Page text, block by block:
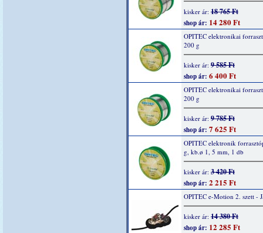
kisker ár: 18 765 Ft
shop ár: 14 280 Ft
OPITEC elektronikai
200 g
kisker ár: 9 585 Ft
shop ár: 6 400 Ft
OPITEC elektronikai
200 g
kisker ár: 9 785 Ft
shop ár: 7 625 Ft
OPITEC elektronik
g, kb.ø 1, 5 mm, 1 db
kisker ár: 3 420 Ft
shop ár: 2 215 Ft
OPITEC e-Motion 2. szett -
kisker ár: 14 380 Ft
shop ár: 12 285 Ft